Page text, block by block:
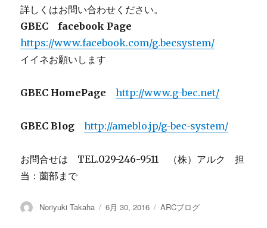
詳しくはお問い合わせください。
GBEC facebook Page
https://www.facebook.com/g.becsystem/
イイネお願いします
GBEC HomePagehttp://www.g-bec.net/
GBEC Bloghttp://ameblo.jp/g-bec-system/
お問合せは TEL.029-246-9511 （株）アルク 担
当：薗部まで
投
Noriyuki Takaha
投
6月 30, 2016
カ
ARCブログ